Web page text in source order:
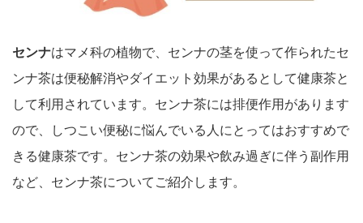
センナはマメ科の植物で、センナの茎を使って作られたセ
ンナ茶は便秘解消やダイエット効果があるとして健康茶と
して利用されています。センナ茶には排便作用があります
ので、しつこい便秘に悩んでいる人にとってはおすすめで
きる健康茶です。センナ茶の効果や飲み過ぎに伴う副作用
など、センナ茶についてご紹介します。